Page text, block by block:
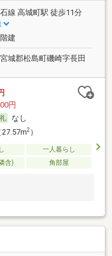
線 高城町駅 徒歩11分
建
城郡松島町磯崎字長田
円
なし
2）
一人暮らし
含) 角部屋